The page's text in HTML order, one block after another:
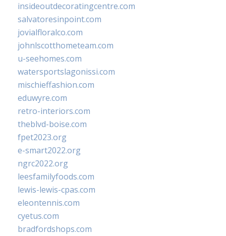
insideoutdecoratingcentre.com
salvatoresinpoint.com
jovialfloralco.com
johnlscotthometeam.com
u-seehomes.com
watersportslagonissi.com
mischieffashion.com
eduwyre.com
retro-interiors.com
theblvd-boise.com
fpet2023.org
e-smart2022.org
ngrc2022.org
leesfamilyfoods.com
lewis-lewis-cpas.com
eleontennis.com
cyetus.com
bradfordshops.com